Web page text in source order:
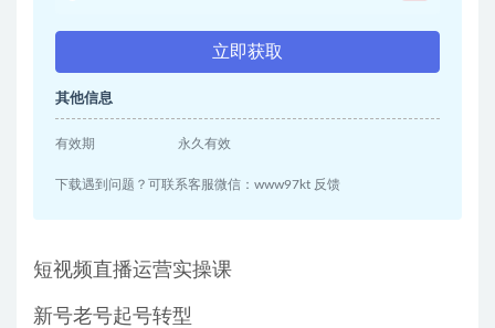
立即获取
其他信息
有效期 永久有效
下载遇到问题？可联系客服微信：www97kt 反馈
短视频直播运营实操课
新号老号起号转型